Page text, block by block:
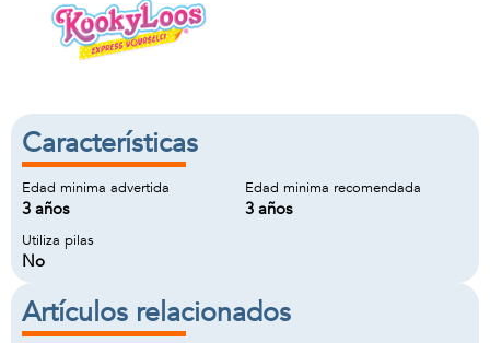
Características
Edad minima advertida
3 años
Edad minima recomendada
3 años
Utiliza pilas
No
Artículos relacionados